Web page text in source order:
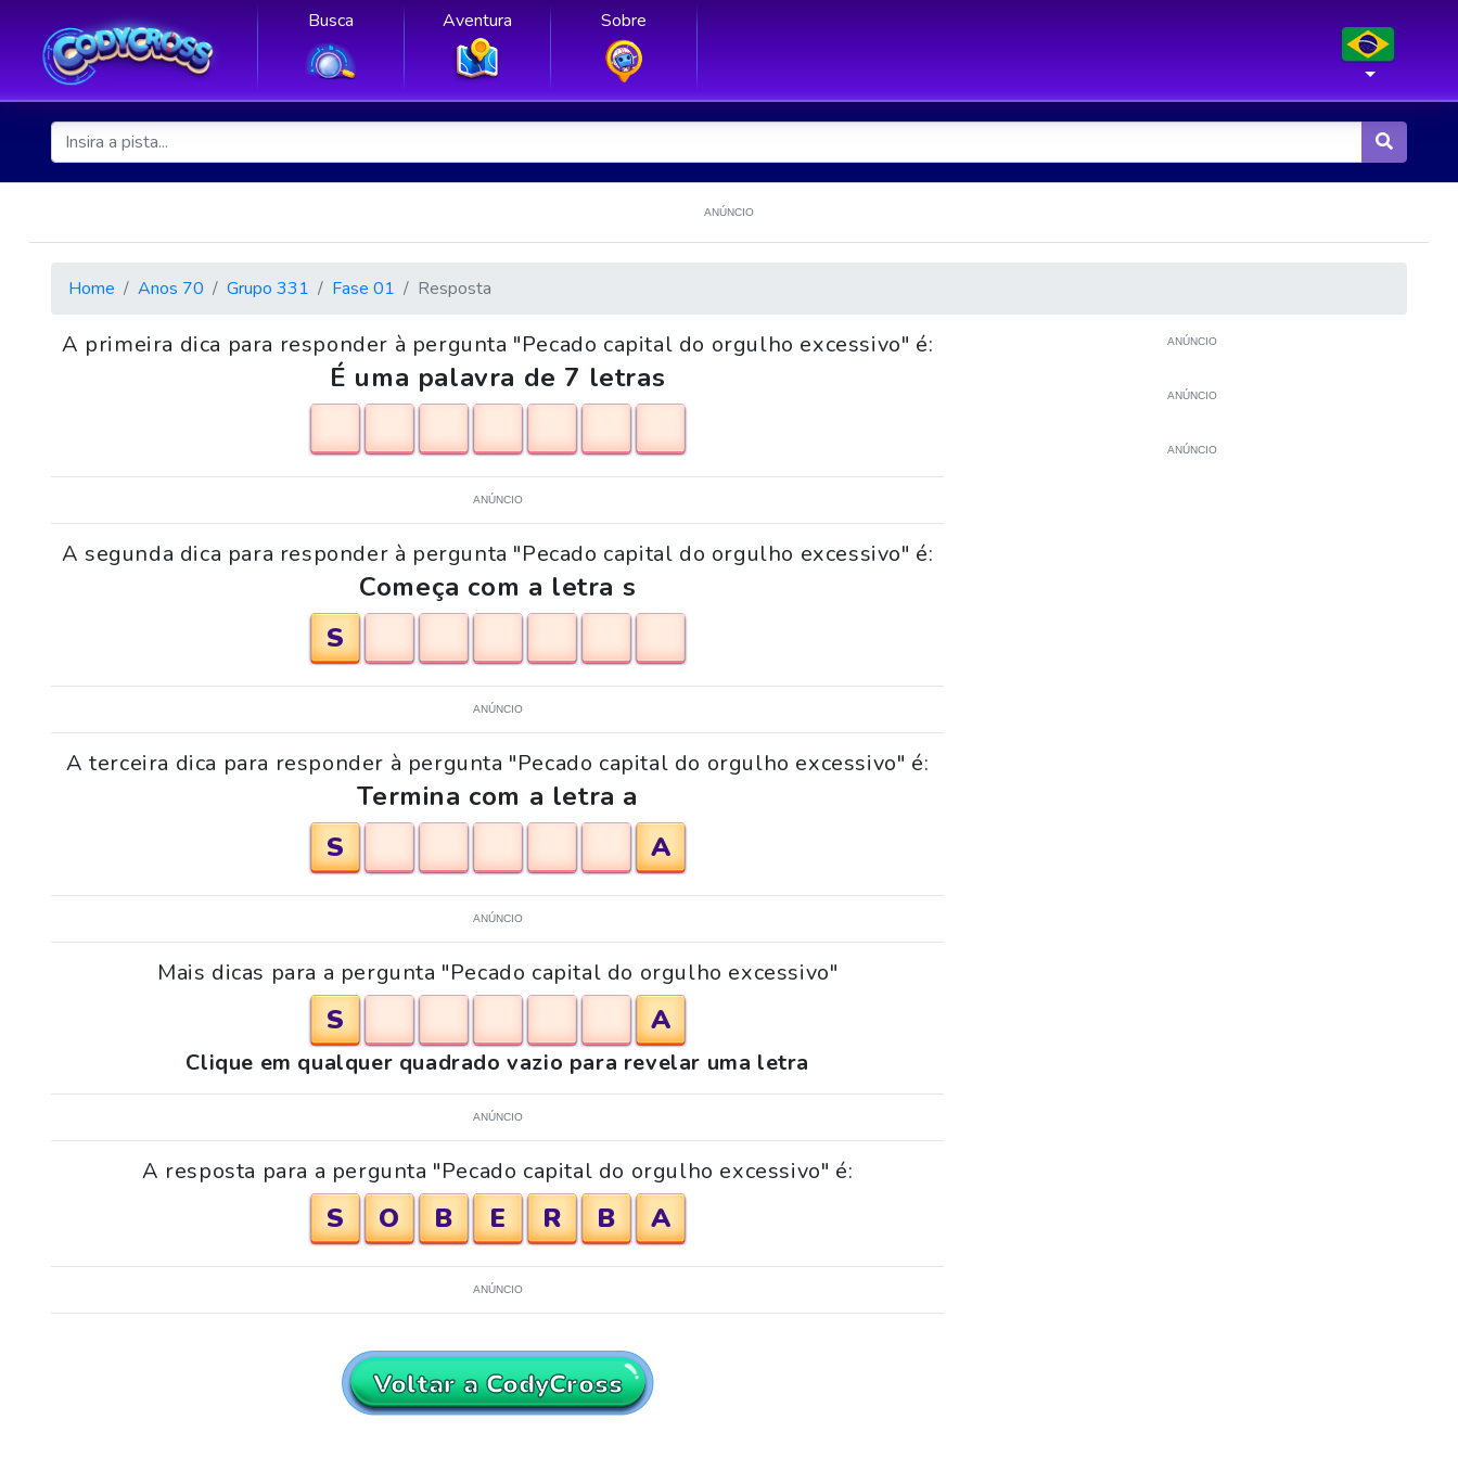
Busca Aventura Sobre
ANÚNCIO
Home Anos 70 Grupo 331 Fase 01 Resposta
A primeira dica para responder à pergunta "Pecado capital do orgulho excessivo" é:
É uma palavra de 7 letras
ANÚNCIO
A segunda dica para responder à pergunta "Pecado capital do orgulho excessivo" é:
Começa com a letra s
S
ANÚNCIO
A terceira dica para responder à pergunta "Pecado capital do orgulho excessivo" é:
Termina com a letra a
S
A
ANÚNCIO
Mais dicas para a pergunta "Pecado capital do orgulho excessivo"
S A
Clique em qualquer quadrado vazio para revelar uma letra
ANÚNCIO
A resposta para a pergunta "Pecado capital do orgulho excessivo" é:
S O B E R B A
ANÚNCIO
Voltar a CodyCross
ANÚNCIO
ANÚNCIO
ANÚNCIO